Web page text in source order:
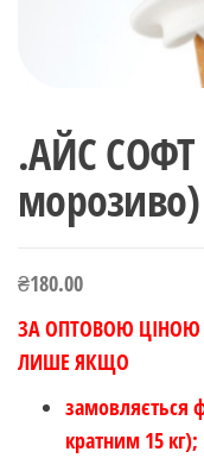
.АЙС СОФТ
₴180.00
ЗА ОПТОВОЮ
ЛИШЕ ЯКЩО
замовляється
кратним 15 кг);